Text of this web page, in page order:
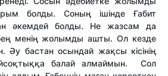
болды. Соның ішінде Ғабит
әкемдей болды. Не жазсам да
менің жолымды ашты. Ол кезде
Әу бастан осындай жақсы кісінің
балай алмаймын. Сол